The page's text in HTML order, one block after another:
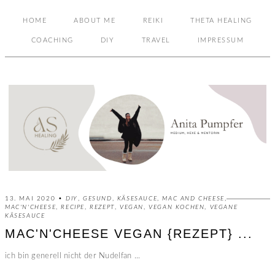
HOME ABOUT ME REIKI THETA HEALING
COACHING DIY TRAVEL IMPRESSUM
13. MAI 2020 • DIY ,GESUND KÄSESAUCE ,MAC AND CHEESE ,
MAC'N'CHEESE ,RECIPE ,REZEPT ,VEGAN ,VEGAN KOCHEN
VEGANE
KÄSESAUCE
MAC'N'CHEESE VEGAN {REZEPT} ...
ich bin generell nicht der Nudelfan ...